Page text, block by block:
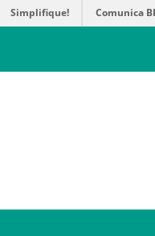
Simplifique! Comunica